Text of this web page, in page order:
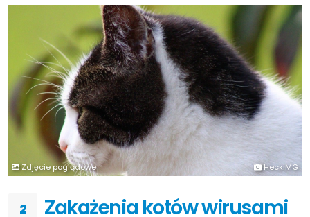
Zdjęcie poglądowe HeckiMG
2
Zakażenia kotów wirusami